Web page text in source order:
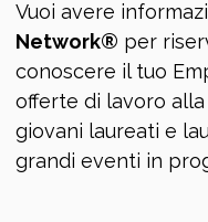
Vuoi avere
Network® per
conoscere il tuo
offerte di lavoro
giovani laureati e
grandi eventi in